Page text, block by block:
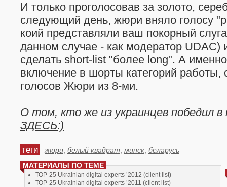
И только проголосовав за золото,
следующий день, жюри вняло голосу
коий представляли ваш покорный
данном случае - как модератор UDAC)
сделать short-list "более long". А
включение в шорты категорий работы,
голосов Жюри из 8-ми.
О том, кто же из украинцев победил в
ЗДЕСЬ:)
теги жюри белый квадрат минск беларусь
МАТЕРИАЛЫ ПО ТЕМЕ
ТОP-25 Ukrainian digital experts ’2012 (client list)
ТОP-25 Ukrainian digital experts ’2011 (client list)